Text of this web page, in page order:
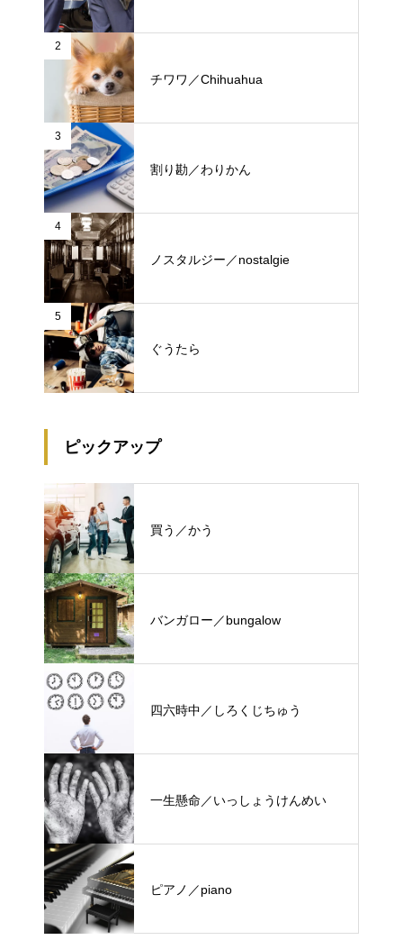
2
チワワ／Chihuahua
3
割り勘／わりかん
4
ノスタルジー／nostalgie
5
ぐうたら
ピックアップ
買う／かう
バンガロー／bungalow
四六時中／しろくじちゅう
一生懸命／いっしょうけんめい
ピアノ／piano